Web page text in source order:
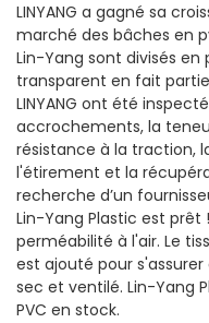
LINYANG a gagné sa
marché des bâches en
Lin-Yang sont divisés en
transparent en fait
LINYANG ont été
accrochements, la
résistance à la traction,
l'étirement et la
recherche d’un
Lin-Yang Plastic est
perméabilité à l'air. Le
est ajouté pour
sec et ventilé. Lin-Yang
PVC en stock.